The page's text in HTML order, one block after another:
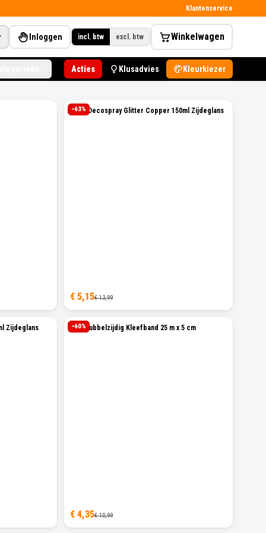
Klantenservice
Inloggen incl. btw excl. btw Winkelwagen
Acties Klusadvies Kleurkiezer
−63%
Levis Decospray Glitter Copper 150ml Zijdeglans
€ 5,15€ 13,99
Zijdeglans −60%
Sam Dubbelzijdig Kleefband 25 m x 5 cm
€ 4,35€ 10,99